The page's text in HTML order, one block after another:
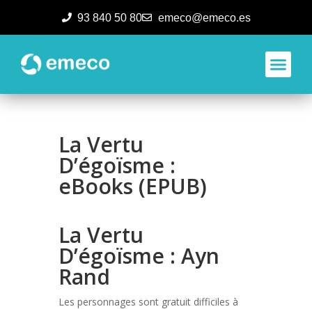
93 840 50 80 emeco@emeco.es
La Vertu
D’égoïsme :
eBooks (EPUB)
La Vertu
D’égoïsme : Ayn
Rand
Les personnages sont gratuit difficiles à